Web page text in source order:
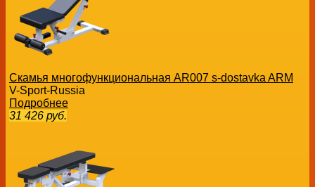
Скамья многофункциональная AR007 s-dostavka ARM
V-Sport-Russia
Подробнее
31 426 руб.